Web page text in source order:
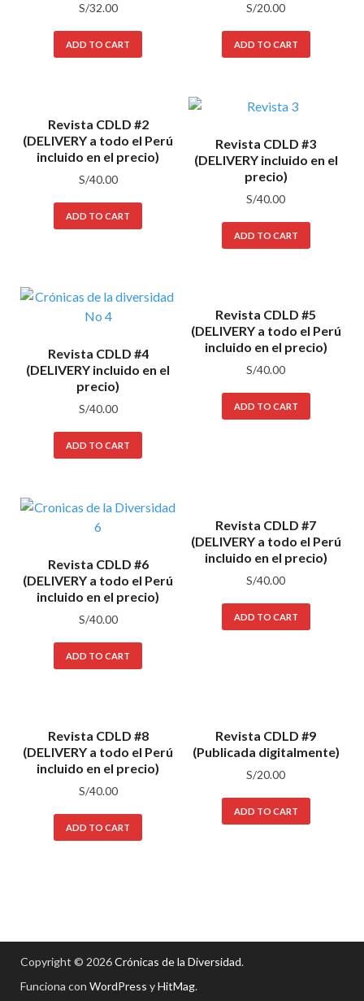
S/32.00
ADD TO CART
S/20.00
ADD TO CART
Revista CDLD #2
(DELIVERY a todo el Perú
incluido en el precio)
S/40.00
ADD TO CART
Revista CDLD #3
(DELIVERY incluido en el
precio)
S/40.00
ADD TO CART
Revista CDLD #4
(DELIVERY incluido en el
precio)
S/40.00
ADD TO CART
Revista CDLD #5
(DELIVERY a todo el Perú
incluido en el precio)
S/40.00
ADD TO CART
Revista CDLD #6
(DELIVERY a todo el Perú
incluido en el precio)
S/40.00
ADD TO CART
Revista CDLD #7
(DELIVERY a todo el Perú
incluido en el precio)
S/40.00
ADD TO CART
Revista CDLD #8
(DELIVERY a todo el Perú
incluido en el precio)
S/40.00
ADD TO CART
Revista CDLD #9
(Publicada digitalmente)
S/20.00
ADD TO CART
Copyright © 2026Crónicas de la Diversidad.
Funciona con WordPress yHitMag.